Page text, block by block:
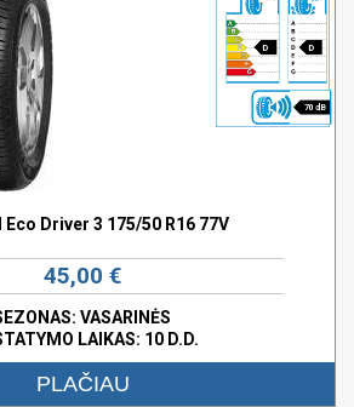
D D
70 dB
Driver 3 175/50 R16 77V
45,00 €
VASARINĖS
LAIKAS: 10 D.D.
PLAČIAU